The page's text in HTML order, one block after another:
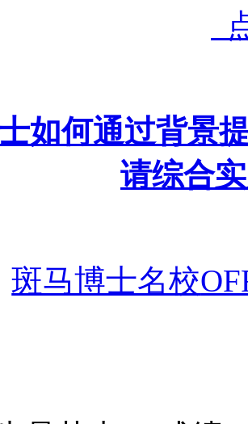
如何通过背景
请综合
斑马博士名校